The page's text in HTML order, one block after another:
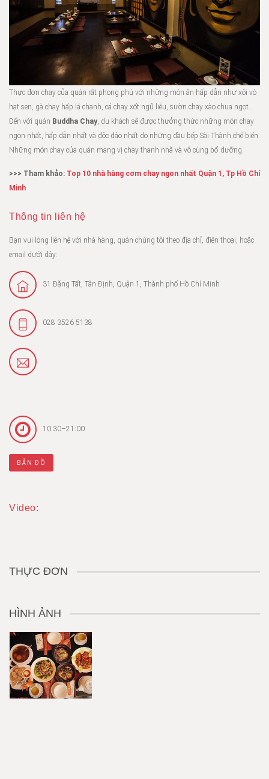
Thực đơn chay của quán rất phong phú với những món ăn hấp dẫn như xôi vò
hạt sen, gà chay hấp lá chanh, cá chay xốt ngũ liễu, sườn chay xào chua ngọt…
Đến với quán Buddha Chay, du khách sẽ được thưởng thức những món chay
ngon nhất, hấp dẫn nhất và độc đáo nhất do những đầu bếp Sài Thành chế biến.
Những món chay của quán mang vị chay thanh nhã và vô cùng bổ dưỡng.
>>> Tham khảo: Top 10 nhà hàng cơm chay ngon nhất Quận 1, Tp Hồ Chí
Minh
Thông tin liên hệ
Bạn vui lòng liên hệ với nhà hàng, quán chúng tôi theo địa chỉ, điện thoại, hoặc
email dưới đây:
31 Đặng Tất, Tân Định, Quận 1, Thành phố Hồ Chí Minh
028 3526 5138
10:30–21:00
BẢN ĐỒ
Video:
THỰC ĐƠN
HÌNH ẢNH